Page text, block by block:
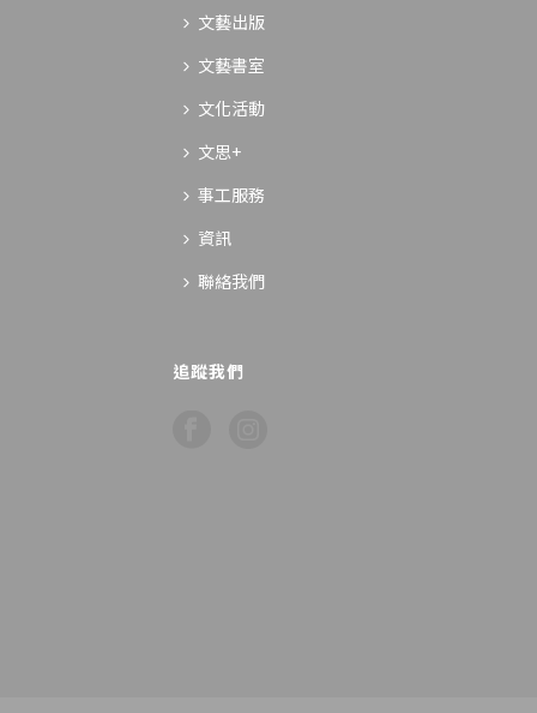
文藝出版
文藝書室
文化活動
文思+
事工服務
資訊
聯絡我們
追蹤我們